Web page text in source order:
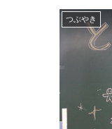
つぶやき